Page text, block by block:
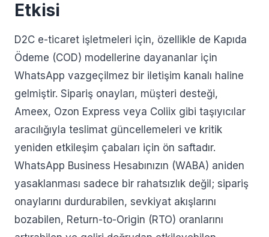
Etkisi
D2C e-ticaret işletmeleri için, özellikle de Kapıda
Ödeme (COD) modellerine dayananlar için
WhatsApp vazgeçilmez bir iletişim kanalı haline
gelmiştir. Sipariş onayları, müşteri desteği,
Ameex, Ozon Express veya Coliix gibi taşıyıcılar
aracılığıyla teslimat güncellemeleri ve kritik
yeniden etkileşim çabaları için ön saftadır.
WhatsApp Business Hesabınızın (WABA) aniden
yasaklanması sadece bir rahatsızlık değil; sipariş
onaylarını durdurabilen, sevkiyat akışlarını
bozabilen, Return-to-Origin (RTO) oranlarını